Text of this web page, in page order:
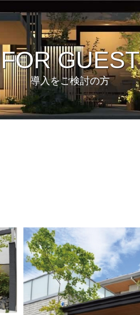
FOR GUEST
導入をご検討の方